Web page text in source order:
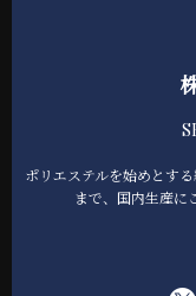
ポリエステルを始めとす
まで、国内生産に